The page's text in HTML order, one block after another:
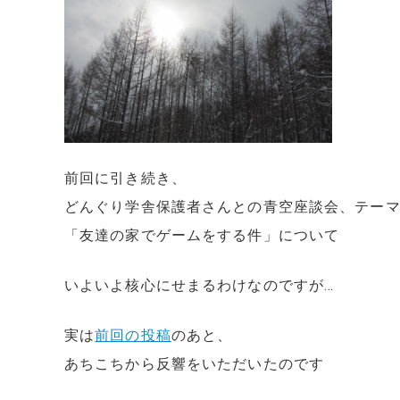
前回に引き続き、
どんぐり学舎保護者さんとの青空座談会、テー
「友達の家でゲームをする件」について
いよいよ核心にせまるわけなのですが…
実は前回の投稿のあと、
あちこちから反響をいただいたのです